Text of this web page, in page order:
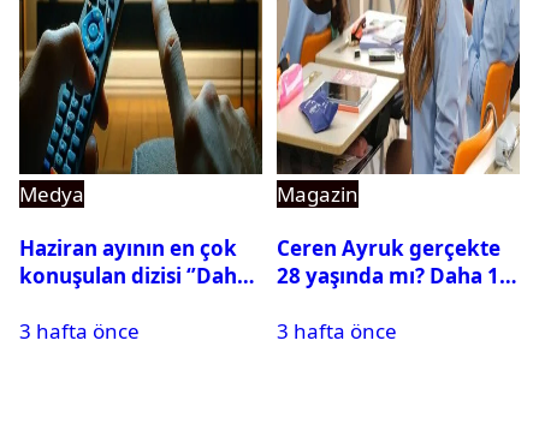
Medya
Haziran ayının en çok
konuşulan dizisi ‘’Daha
3 hafta önce
Magazin
Ceren Ayruk gerçekte
28 yaşında mı? Daha 17
3 hafta önce